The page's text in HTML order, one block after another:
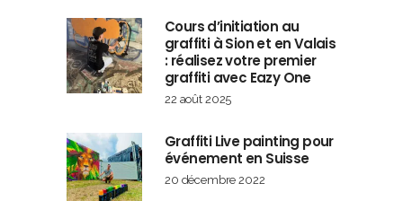
Cours d’initiation au
graffiti à Sion et en Valais
: réalisez votre premier
graffiti avec Eazy One
22 août 2025
Graffiti Live painting pour
événement en Suisse
20 décembre 2022